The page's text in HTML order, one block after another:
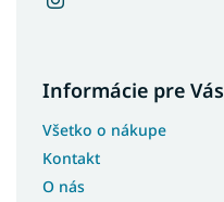
Informácie pre Vás
Všetko o nákupe
Kontakt
O nás